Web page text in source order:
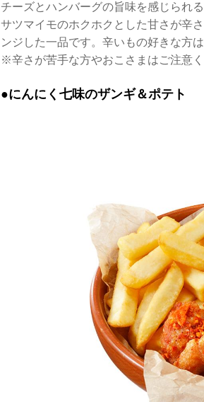
チーズとハンバーグの旨味を感じられ
サツマイモのホクホクとした甘さが辛
ンジした一品です。辛いもの好きな方
※辛さが苦手な方やおこさまはご注意く
●にんにく七味のザンギ＆ポテト